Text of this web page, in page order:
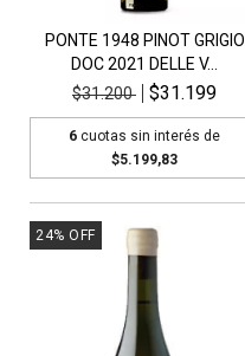
PONTE 1948 PINOT GRIGIO
DOC 2021 DELLE V...
$31.200
$31.199
6 cuotas sin interés de
$5.199,83
24% OFF